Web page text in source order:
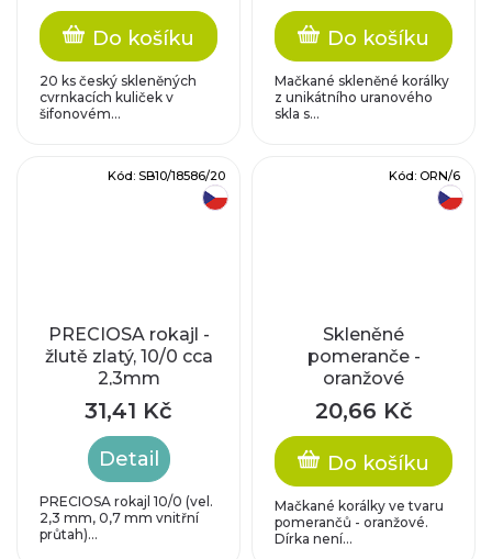
Do košíku
20 ks český skleněných
cvrnkacích kuliček v
šifonovém...
Do košíku
Mačkané skleněné korálky
z unikátního uranového
skla s...
PRECIOSA rokajl -
žlutě zlatý, 10/0 cca
2,3mm
31,41 Kč
Detail
PRECIOSA rokajl 10/0 (vel.
2,3 mm, 0,7 mm vnitřní
průtah)...
Kód: SB10/18586/20
Skleněné
pomeranče -
oranžové
20,66 Kč
Do košíku
Mačkané korálky ve tvaru
pomerančů - oranžové.
Dírka není...
Kód: ORN/6